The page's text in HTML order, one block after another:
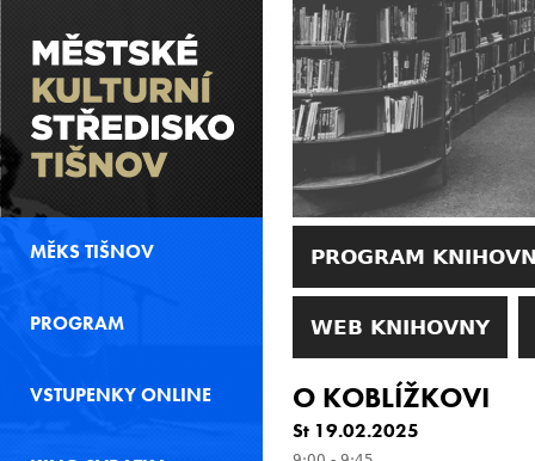
PROGRAM
WEB KNIHOVNY
O KOBLÍŽKOVI
St 19.02.2025
MĚKS TIŠNOV
PROGRAM
VSTUPENKY ONLINE